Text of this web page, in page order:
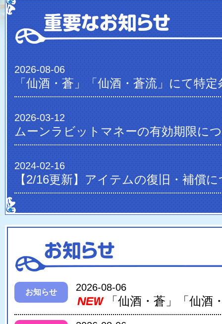
2026-08-06
2026-03-12
ムーンラビットマネーの有効期限に
2024-02-16
【2/16更新】アイテムの復旧・補償
お知らせ 2026-08-06